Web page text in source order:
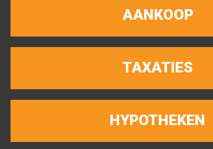
AANKOOP
TAXATIES
HYPOTHEKEN